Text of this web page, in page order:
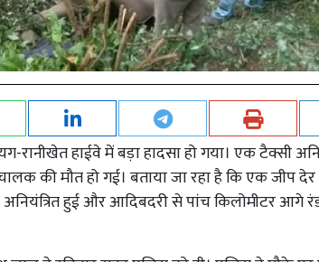
रानीखेत हाईवे में बड़ा हादसा हो गया। एक टैक्सी
की मौत हो गई। बताया जा रहा है कि एक जीप
हुई और आदिबदरी से पांच किलोमीटर आगे